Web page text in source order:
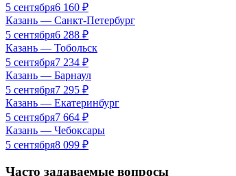
5 сентября6 160 ₽
Казань — Санкт-Петербург
5 сентября6 288 ₽
Казань — Тобольск
5 сентября7 234 ₽
Казань — Барнаул
5 сентября7 295 ₽
Казань — Екатеринбург
5 сентября7 664 ₽
Казань — Чебоксары
5 сентября8 099 ₽
Часто задаваемые вопросы